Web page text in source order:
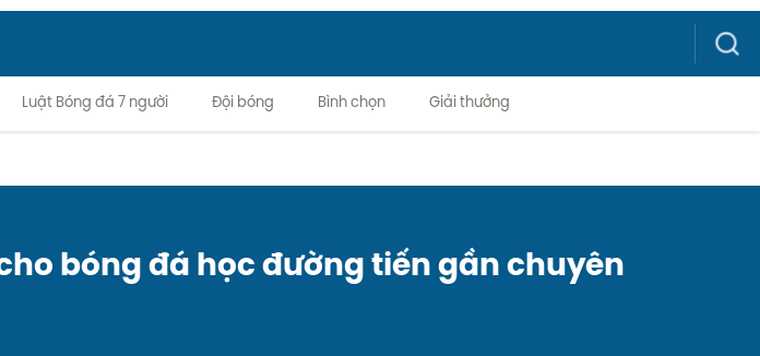
Search
Luật Bóng đá 7 người Đội bóng Bình chọn Giải thưởng
bóng đá học đường tiến gần chuyên